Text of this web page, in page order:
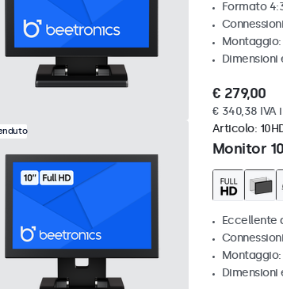
Formato
Dimensioni
€ 279,00
€ 340,38 IVA
Monitor
Articolo:
Eccellente
Dimensioni